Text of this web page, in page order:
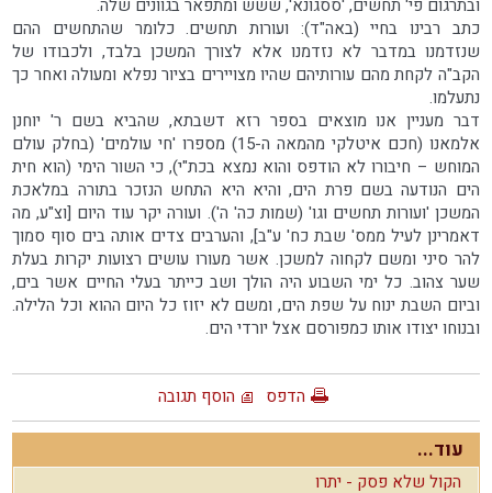
ובתרגום פי' תחשים, 'ססגונא', ששש ומתפאר בגוונים שלה.
כתב רבינו בחיי (באה"ד): ועורות תחשים. כלומר שהתחשים ההם
שנזדמנו במדבר לא נזדמנו אלא לצורך המשכן בלבד, ולכבודו של
הקב"ה לקחת מהם עורותיהם שהיו מצויירים בציור נפלא ומעולה ואחר כך
נתעלמו.
דבר מעניין אנו מוצאים בספר רזא דשבתא, שהביא בשם ר' יוחנן
אלמאנו (חכם איטלקי מהמאה ה-15) מספרו 'חי עולמים' (בחלק עולם
המוחש – חיבורו לא הודפס והוא נמצא בכת"י), כי השור הימי (הוא חית
הים הנודעה בשם פרת הים, והיא היא התחש הנזכר בתורה במלאכת
המשכן 'ועורות תחשים וגו' (שמות כה' ה'). ועורה יקר עוד היום [וצ"ע, מה
דאמרינן לעיל ממס' שבת כח' ע"ב], והערבים צדים אותה בים סוף סמוך
להר סיני ומשם לקחוה למשכן. אשר מעורו עושים רצועות יקרות בעלת
שער צהוב. כל ימי השבוע היה הולך ושב כייתר בעלי החיים אשר בים,
וביום השבת ינוח על שפת הים, ומשם לא יזוז כל היום ההוא וכל הלילה.
ובנוחו יצודו אותו כמפורסם אצל יורדי הים.
הדפס הוסף תגובה
עוד...
הקול שלא פסק - יתרו